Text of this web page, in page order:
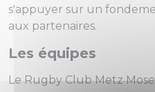
s'appuyer sur un
aux partenaires.
Les équipes
Le Rugby Club Metz